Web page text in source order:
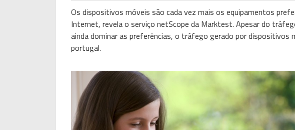
Os dispositivos móveis são cada vez mais os equipamentos
Internet, revela o serviço netScope da Marktest. Apesar do
ainda dominar as preferências, o tráfego gerado por dispositivos
portugal.